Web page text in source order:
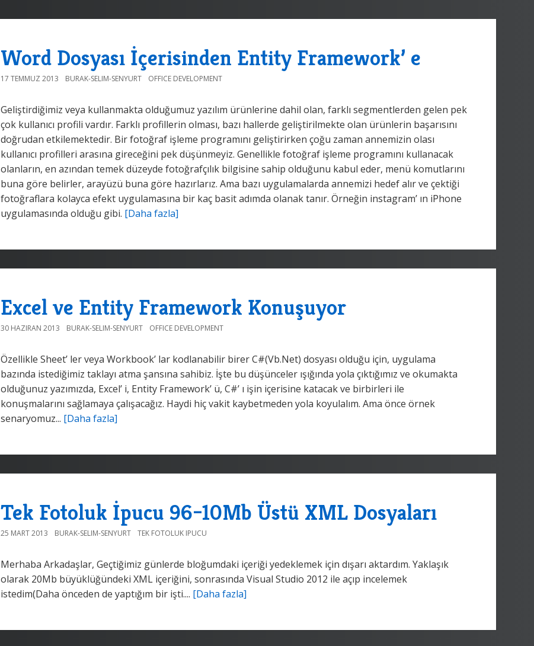
Word Dosyası İçerisinden Entity Framework’ e
17 TEMMUZ 2013 BURAK-SELIM-SENYURT OFFICE DEVELOPMENT
Geliştirdiğimiz veya kullanmakta olduğumuz yazılım ürünlerine dahil olan, farklı segmentlerden gelen pek
çok kullanıcı profili vardır. Farklı profillerin olması, bazı hallerde geliştirilmekte olan ürünlerin başarısını
doğrudan etkilemektedir. Bir fotoğraf işleme programını geliştirirken çoğu zaman annemizin olası
kullanıcı profilleri arasına gireceğini pek düşünmeyiz. Genellikle fotoğraf işleme programını kullanacak
olanların, en azından temek düzeyde fotoğrafçılık bilgisine sahip olduğunu kabul eder, menü komutlarını
buna göre belirler, arayüzü buna göre hazırlarız. Ama bazı uygulamalarda annemizi hedef alır ve çektiği
fotoğraflara kolayca efekt uygulamasına bir kaç basit adımda olanak tanır. Örneğin instagram’ ın iPhone
uygulamasında olduğu gibi. [Daha fazla]
Excel ve Entity Framework Konuşuyor
30 HAZIRAN 2013 BURAK-SELIM-SENYURT OFFICE DEVELOPMENT
Özellikle Sheet’ ler veya Workbook’ lar kodlanabilir birer C#(Vb.Net) dosyası olduğu için, uygulama
bazında istediğimiz taklayı atma şansına sahibiz. İşte bu düşünceler ışığında yola çıktığımız ve okumakta
olduğunuz yazımızda, Excel’ i, Entity Framework’ ü, C#’ ı işin içerisine katacak ve birbirleri ile
konuşmalarını sağlamaya çalışacağız. Haydi hiç vakit kaybetmeden yola koyulalım. Ama önce örnek
senaryomuz... [Daha fazla]
Tek Fotoluk İpucu 96–10Mb Üstü XML Dosyaları
25 MART 2013 BURAK-SELIM-SENYURT TEK FOTOLUK IPUCU
Merhaba Arkadaşlar, Geçtiğimiz günlerde bloğumdaki içeriği yedeklemek için dışarı aktardım. Yaklaşık
olarak 20Mb büyüklüğündeki XML içeriğini, sonrasında Visual Studio 2012 ile açıp incelemek
istedim(Daha önceden de yaptığım bir işti.... [Daha fazla]